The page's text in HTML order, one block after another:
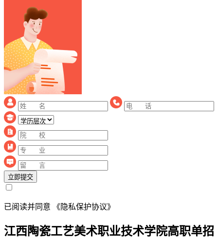
立即提交
已阅读并同意 《隐私保护协议》
江西陶瓷工艺美术职业技术学院高职单招